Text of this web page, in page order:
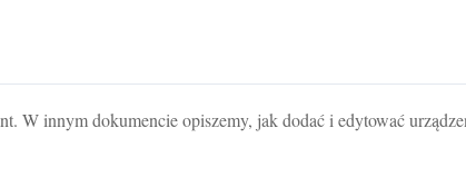
W innym dokumencie opiszemy, jak dodać i edytować